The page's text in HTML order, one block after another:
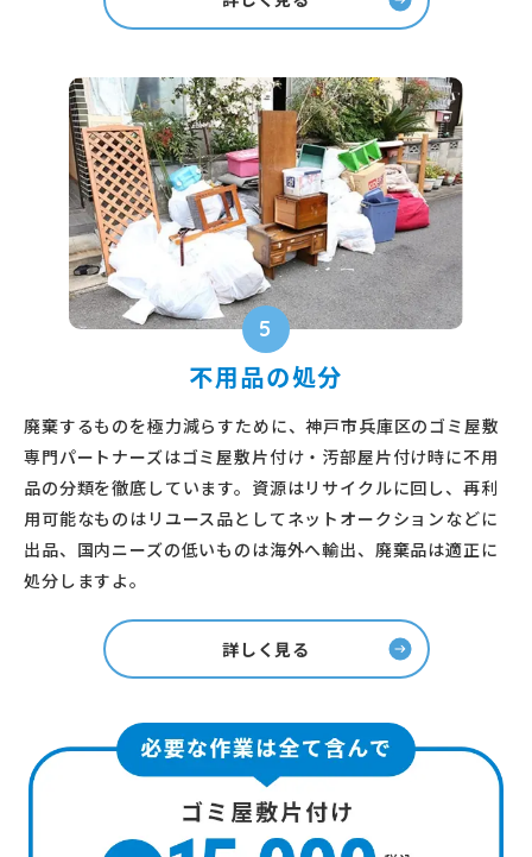
5
不用品の処分
廃棄するものを極力減らすために、神戸市兵庫区のゴミ屋敷
専門パートナーズはゴミ屋敷片付け・汚部屋片付け時に不用
品の分類を徹底しています。資源はリサイクルに回し、再利
用可能なものはリユース品としてネットオークションなどに
出品、国内ニーズの低いものは海外へ輸出、廃棄品は適正に
処分しますよ。
詳しく見る